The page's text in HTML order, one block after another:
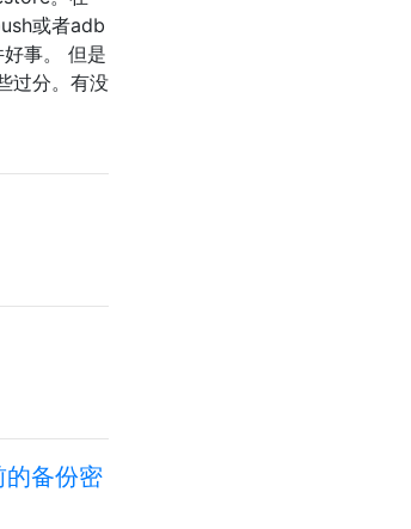
或者adb
事。 但是
过分。有没
的备份密